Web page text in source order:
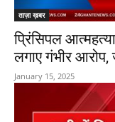
ताज़ा ख़बर
प्रिंसिपल
लगाए गंभीर आरोप,
January 15, 2025